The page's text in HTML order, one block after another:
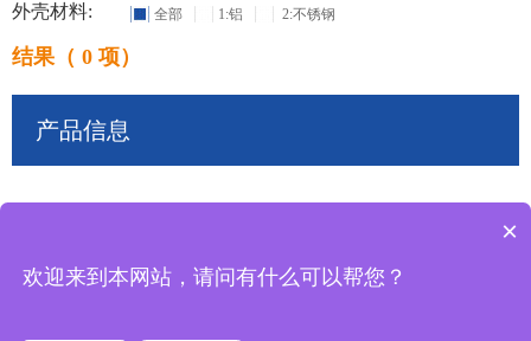
外壳材料: 全部 1:铝 2:不锈钢
结果（ 0 项）
产品信息
×
欢迎来到本网站，请问有什么可以帮您？